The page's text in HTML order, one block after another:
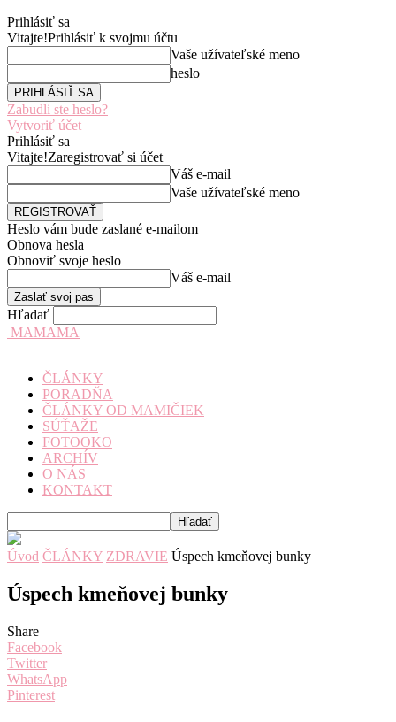
Prihlásiť sa
Vitajte!Prihlásiť k svojmu účtu
Vaše užívateľské meno
heslo
Zabudli ste heslo?
Vytvoriť účet
Prihlásiť sa
Vitajte!Zaregistrovať si účet
Váš e-mail
Vaše užívateľské meno
Heslo vám bude zaslané e-mailom
Obnova hesla
Obnoviť svoje heslo
Váš e-mail
Hľadať
MAMAMA
ČLÁNKY
PORADŇA
ČLÁNKY OD MAMIČIEK
SÚŤAŽE
FOTOOKO
ARCHÍV
O NÁS
KONTAKT
Úvod ČLÁNKY ZDRAVIE Úspech kmeňovej bunky
Úspech kmeňovej bunky
Share
Facebook
Twitter
WhatsApp
Pinterest